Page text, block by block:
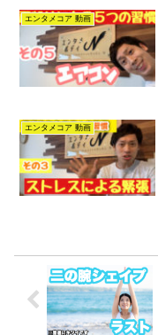
エンタメコア 動画
エンタメコア 動画